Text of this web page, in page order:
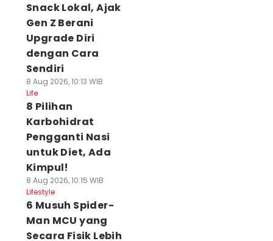
Snack Lokal, Ajak
Gen Z Berani
Upgrade Diri
dengan Cara
Sendiri
8 Aug 2026, 10:13 WIB
Life
8 Pilihan
Karbohidrat
Pengganti Nasi
untuk Diet, Ada
Kimpul!
8 Aug 2026, 10:15 WIB
Lifestyle
6 Musuh Spider-
Man MCU yang
Secara Fisik Lebih